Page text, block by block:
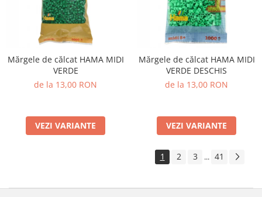
Mărgele de călcat HAMA MIDI
VERDE
de la 13,00 RON
VEZI VARIANTE
Mărgele de călcat HAMA MIDI
VERDE DESCHIS
de la 13,00 RON
VEZI VARIANTE
1 2 3 ... 41